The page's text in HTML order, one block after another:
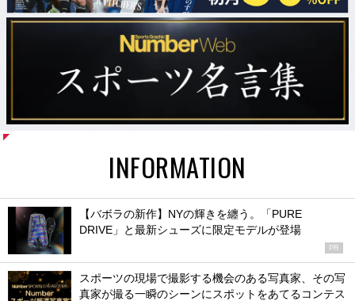
INFORMATION
【バボラの新作】NYの輝きを纏う。「PURE
DRIVE」と最新シューズに限定モデルが登場
PR
スポーツの現場で撮影する機会のある写真家、その写
真家が撮る一瞬のシーンにスポットをあてるコンテス